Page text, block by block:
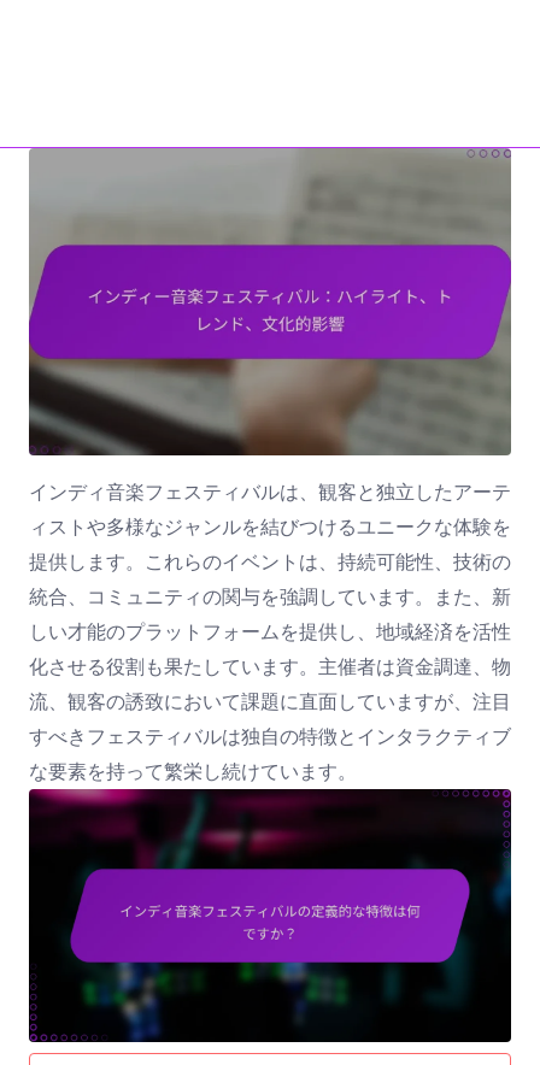
インディ音楽フェスティバルは、観客と独立したアーテ
ィストや多様なジャンルを結びつけるユニークな体験を
提供します。これらのイベントは、持続可能性、技術の
統合、コミュニティの関与を強調しています。また、新
しい才能のプラットフォームを提供し、地域経済を活性
化させる役割も果たしています。主催者は資金調達、物
流、観客の誘致において課題に直面していますが、注目
すべきフェスティバルは独自の特徴とインタラクティブ
な要素を持って繁栄し続けています。